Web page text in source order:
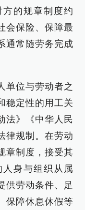
的规章制度约
会保险、保障最
通常随劳务完成
单位与劳动者之
稳定性的用工关
法》《中华人民
律规制。在劳动
章制度，接受其
身与组织从属
供劳动条件、足
保障休息休假等